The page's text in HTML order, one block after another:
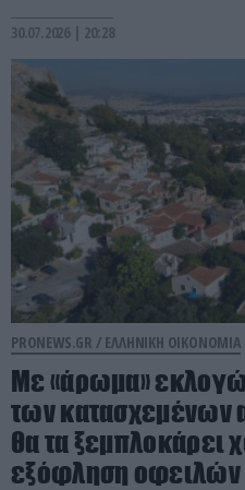
30.07.2026 | 20:28
PRONEWS.GR / ΕΛΛΗΝΙΚΗ ΟΙΚΟΝΟΜΙΑ
Με «άρωμα»
των κατασχεμένων
θα τα ξεμπλοκάρει
εξόφληση οφειλών